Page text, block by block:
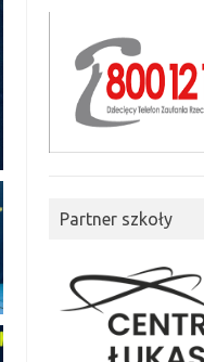
Partner szkoły